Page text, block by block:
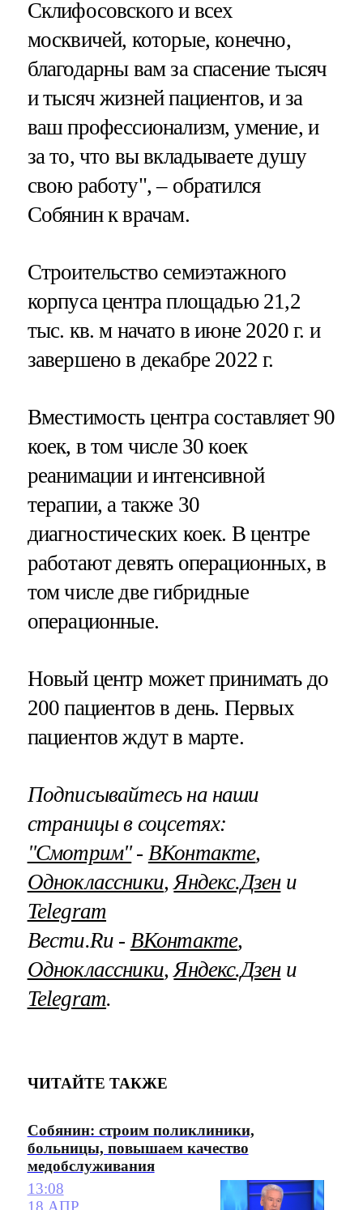
Склифосовского и всех
москвичей, которые, конечно,
благодарны вам за спасение тысяч
и тысяч жизней пациентов, и за
ваш профессионализм, умение, и
за то, что вы вкладываете душу
свою работу", – обратился
Собянин к врачам.
Строительство семиэтажного
корпуса центра площадью 21,2
тыс. кв. м начато в июне 2020 г. и
завершено в декабре 2022 г.
Вместимость центра составляет 90
коек, в том числе 30 коек
реанимации и интенсивной
терапии, а также 30
диагностических коек. В центре
работают девять операционных, в
том числе две гибридные
операционные.
Новый центр может принимать до
200 пациентов в день. Первых
пациентов ждут в марте.
Подписывайтесь на наши
страницы в соцсетях:
"Смотрим"‐ ВКонтакте,
Одноклассники,Яндекс.Дзени
Telegram
Вести.Ru ‐ ВКонтакте,
Одноклассники,Яндекс.Дзени
Telegram.
ЧИТАЙТЕ ТАКЖЕ
Собянин: строим поликлиники,
больницы, повышаем качество
медобслуживания
13:08
18 АПР